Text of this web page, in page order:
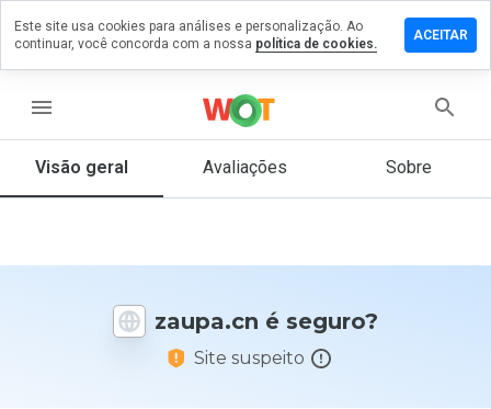
menu
Visão geral Avaliações Sobre
zaupa.cn é seguro?
Site suspeito
um
que
Este site usa cookies para análises e personalização. Ao
continuar, você concorda com a nossa política de cookies.
ACEITAR